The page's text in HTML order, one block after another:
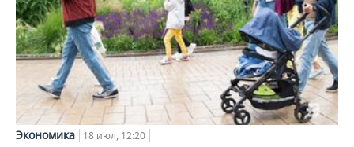
Экономика 18 июл, 12:20